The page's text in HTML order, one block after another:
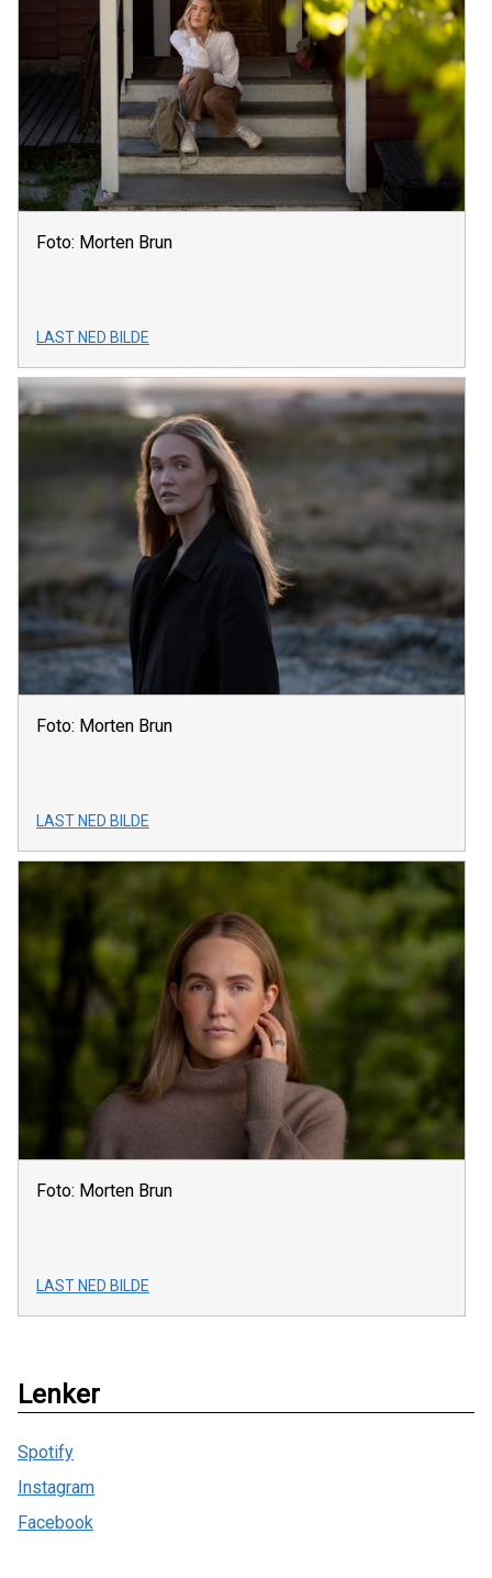
Foto: Morten Brun
LAST NED BILDE
Foto: Morten Brun
LAST NED BILDE
Foto: Morten Brun
LAST NED BILDE
Lenker
Spotify
Instagram
Facebook